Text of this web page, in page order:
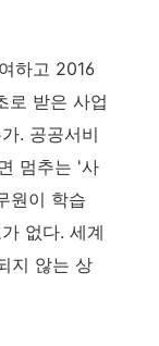
하고 2016
로 받은 사업
. 공공서비
멈추는 '사
원이 학습
없다. 세계
지 않는 상